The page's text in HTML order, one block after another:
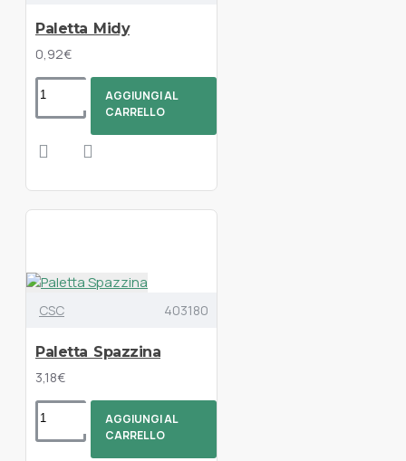
Paletta Midy
0,92€
AGGIUNGI AL
CARRELLO
CSC 403180
Paletta Spazzina
3,18€
AGGIUNGI AL
CARRELLO